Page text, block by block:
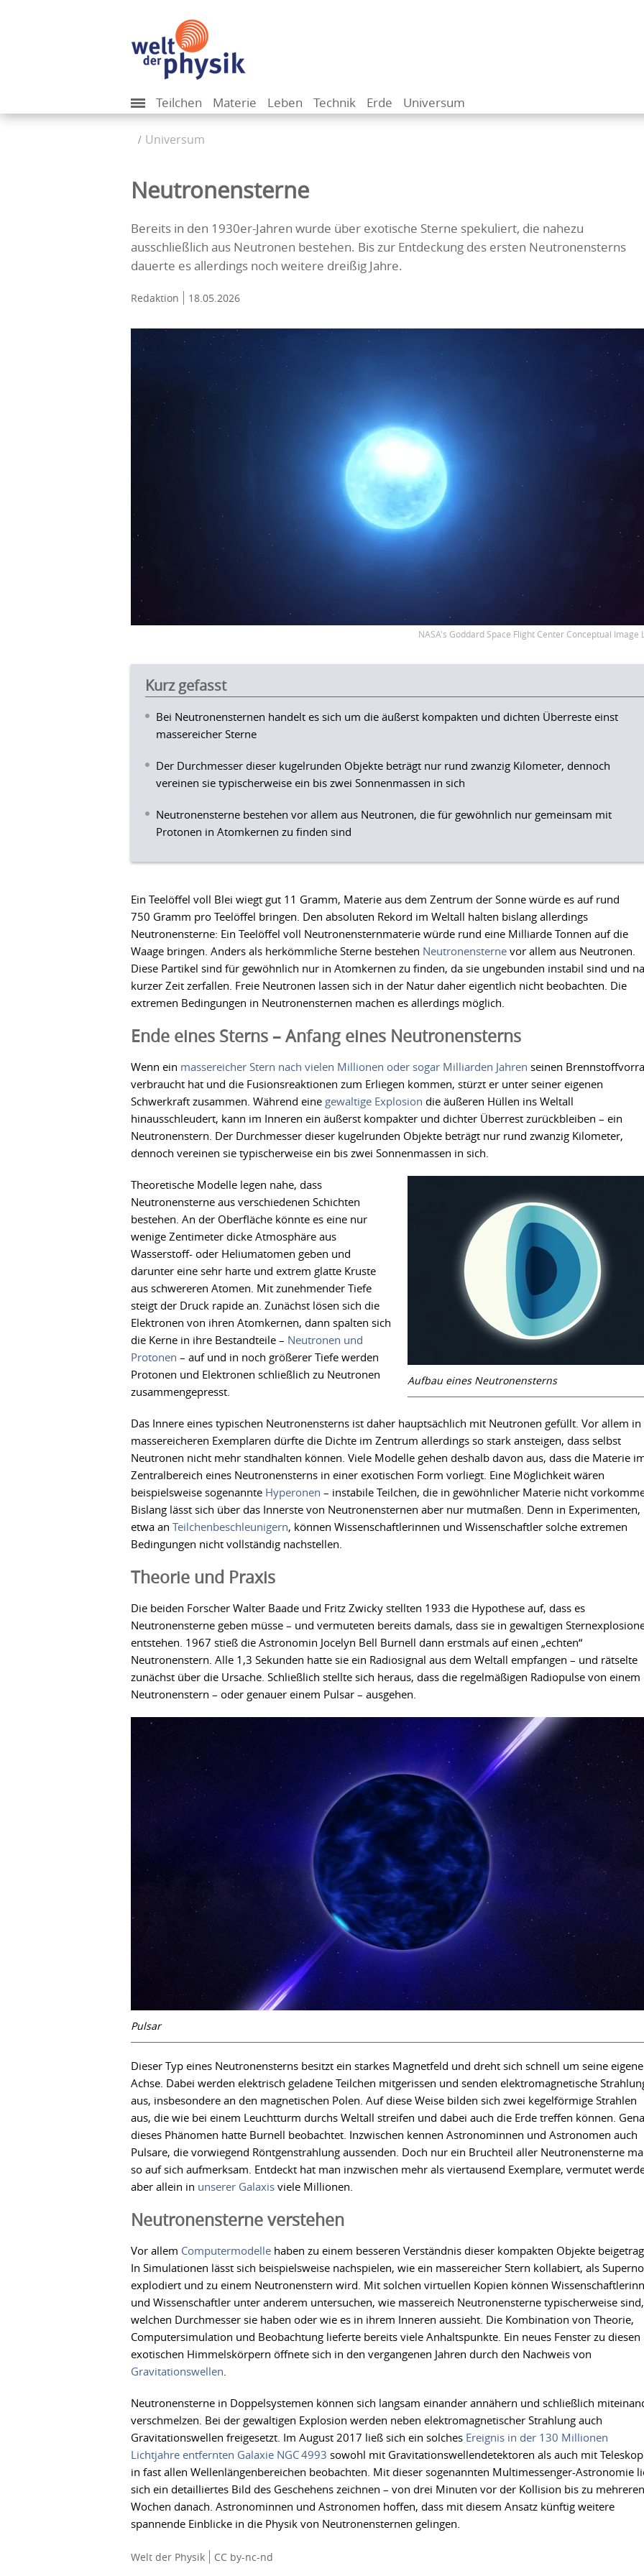
Teilchen Materie Leben Technik Erde Universum
Universum
Neutronensterne
Bereits in den 1930er-Jahren wurde über exotische Sterne spekuliert, die nahezu
ausschließlich aus Neutronen bestehen. Bis zur Entdeckung des ersten Neutronensterns
dauerte es allerdings noch weitere dreißig Jahre.
Redaktion 18.05.2026
NASA's Goddard Space Flight Center Conceptual Image
Kurz gefasst
Bei Neutronensternen handelt es sich um die äußerst kompakten und dichten Überreste einst
massereicher Sterne
Der Durchmesser dieser kugelrunden Objekte beträgt nur rund zwanzig Kilometer, dennoch
vereinen sie typischerweise ein bis zwei Sonnenmassen in sich
Neutronensterne bestehen vor allem aus Neutronen, die für gewöhnlich nur gemeinsam mit
Protonen in Atomkernen zu finden sind
Ein Teelöffel voll Blei wiegt gut 11 Gramm, Materie aus dem Zentrum der Sonne würde es auf rund
750 Gramm pro Teelöffel bringen. Den absoluten Rekord im Weltall halten bislang allerdings
Neutronensterne: Ein Teelöffel voll Neutronensternmaterie würde rund eine Milliarde Tonnen auf die
Waage bringen. Anders als herkömmliche Sterne bestehen Neutronensterne vor allem aus Neutronen.
Diese Partikel sind für gewöhnlich nur in Atomkernen zu finden, da sie ungebunden instabil sind und
kurzer Zeit zerfallen. Freie Neutronen lassen sich in der Natur daher eigentlich nicht beobachten. Die
extremen Bedingungen in Neutronensternen machen es allerdings möglich.
Ende eines Sterns – Anfang eines Neutronensterns
Wenn ein massereicher Stern nach vielen Millionen oder sogar Milliarden Jahren seinen
verbraucht hat und die Fusionsreaktionen zum Erliegen kommen, stürzt er unter seiner eigenen
Schwerkraft zusammen. Während eine gewaltige Explosion die äußeren Hüllen ins Weltall
hinausschleudert, kann im Inneren ein äußerst kompakter und dichter Überrest zurückbleiben – ein
Neutronenstern. Der Durchmesser dieser kugelrunden Objekte beträgt nur rund zwanzig Kilometer,
dennoch vereinen sie typischerweise ein bis zwei Sonnenmassen in sich.
Aufbau eines Neutronensterns
Theoretische Modelle legen nahe, dass
Neutronensterne aus verschiedenen Schichten
bestehen. An der Oberfläche könnte es eine nur
wenige Zentimeter dicke Atmosphäre aus
Wasserstoff- oder Heliumatomen geben und
darunter eine sehr harte und extrem glatte Kruste
aus schwereren Atomen. Mit zunehmender Tiefe
steigt der Druck rapide an. Zunächst lösen sich die
Elektronen von ihren Atomkernen, dann spalten sich
die Kerne in ihre Bestandteile – Neutronen und
Protonen – auf und in noch größerer Tiefe werden
Protonen und Elektronen schließlich zu Neutronen
zusammengepresst.
Das Innere eines typischen Neutronensterns ist daher hauptsächlich mit Neutronen gefüllt. Vor allem in
massereicheren Exemplaren dürfte die Dichte im Zentrum allerdings so stark ansteigen, dass selbst
Neutronen nicht mehr standhalten können. Viele Modelle gehen deshalb davon aus, dass die Materie
Zentralbereich eines Neutronensterns in einer exotischen Form vorliegt. Eine Möglichkeit wären
beispielsweise sogenannte Hyperonen – instabile Teilchen, die in gewöhnlicher Materie nicht
Bislang lässt sich über das Innerste von Neutronensternen aber nur mutmaßen. Denn in Experimenten,
etwa an Teilchenbeschleunigern, können Wissenschaftlerinnen und Wissenschaftler solche extremen
Bedingungen nicht vollständig nachstellen.
Theorie und Praxis
Die beiden Forscher Walter Baade und Fritz Zwicky stellten 1933 die Hypothese auf, dass es
Neutronensterne geben müsse – und vermuteten bereits damals, dass sie in gewaltigen
entstehen. 1967 stieß die Astronomin Jocelyn Bell Burnell dann erstmals auf einen „echten“
Neutronenstern. Alle 1,3 Sekunden hatte sie ein Radiosignal aus dem Weltall empfangen – und rätselte
zunächst über die Ursache. Schließlich stellte sich heraus, dass die regelmäßigen Radiopulse von einem
Neutronenstern – oder genauer einem Pulsar – ausgehen.
Pulsar
Dieser Typ eines Neutronensterns besitzt ein starkes Magnetfeld und dreht sich schnell um seine eigene
Achse. Dabei werden elektrisch geladene Teilchen mitgerissen und senden elektromagnetische
aus, insbesondere an den magnetischen Polen. Auf diese Weise bilden sich zwei kegelförmige Strahlen
aus, die wie bei einem Leuchtturm durchs Weltall streifen und dabei auch die Erde treffen können.
dieses Phänomen hatte Burnell beobachtet. Inzwischen kennen Astronominnen und Astronomen auch
Pulsare, die vorwiegend Röntgenstrahlung aussenden. Doch nur ein Bruchteil aller Neutronensterne
so auf sich aufmerksam. Entdeckt hat man inzwischen mehr als viertausend Exemplare, vermutet
aber allein in unserer Galaxis viele Millionen.
Neutronensterne verstehen
Vor allem Computermodelle haben zu einem besseren Verständnis dieser kompakten Objekte
In Simulationen lässt sich beispielsweise nachspielen, wie ein massereicher Stern kollabiert, als
explodiert und zu einem Neutronenstern wird. Mit solchen virtuellen Kopien können
und Wissenschaftler unter anderem untersuchen, wie massereich Neutronensterne typischerweise sind,
welchen Durchmesser sie haben oder wie es in ihrem Inneren aussieht. Die Kombination von Theorie,
Computersimulation und Beobachtung lieferte bereits viele Anhaltspunkte. Ein neues Fenster zu diesen
exotischen Himmelskörpern öffnete sich in den vergangenen Jahren durch den Nachweis von
Gravitationswellen.
Neutronensterne in Doppelsystemen können sich langsam einander annähern und schließlich
verschmelzen. Bei der gewaltigen Explosion werden neben elektromagnetischer Strahlung auch
Gravitationswellen freigesetzt. Im August 2017 ließ sich ein solches Ereignis in der 130 Millionen
Lichtjahre entfernten Galaxie NGC 4993 sowohl mit Gravitationswellendetektoren als auch mit
in fast allen Wellenlängenbereichen beobachten. Mit dieser sogenannten Multimessenger-Astronomie
sich ein detailliertes Bild des Geschehens zeichnen – von drei Minuten vor der Kollision bis zu mehreren
Wochen danach. Astronominnen und Astronomen hoffen, dass mit diesem Ansatz künftig weitere
spannende Einblicke in die Physik von Neutronensternen gelingen.
Welt der Physik CC by-nc-nd